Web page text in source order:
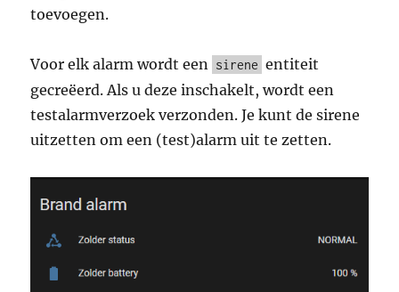
toevoegen.
Voor elk alarm wordt een sirene entiteit
gecreëerd. Als u deze inschakelt, wordt een
testalarmverzoek verzonden. Je kunt de sirene
uitzetten om een (test)alarm uit te zetten.